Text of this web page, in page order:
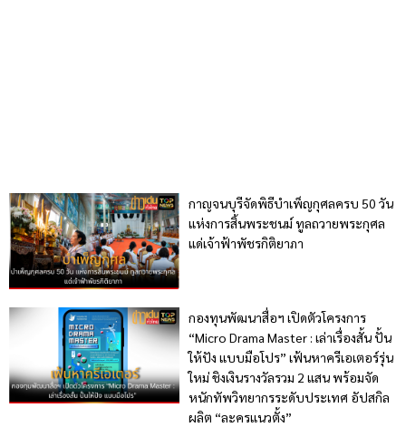
กาญจนบุรีจัดพิธีบำเพ็ญกุศลครบ 50 วัน
แห่งการสิ้นพระชนม์ ทูลถวายพระกุศล
แด่เจ้าฟ้าพัชรกิติยาภา
กองทุนพัฒนาสื่อฯ เปิดตัวโครงการ
“Micro Drama Master : เล่าเรื่องสั้น ปั้น
ให้ปัง แบบมือโปร” เฟ้นหาครีเอเตอร์รุ่น
ใหม่ ชิงเงินรางวัลรวม 2 แสน พร้อมจัด
หนักทัพวิทยากรระดับประเทศ อัปสกิล
ผลิต “ละครแนวตั้ง”